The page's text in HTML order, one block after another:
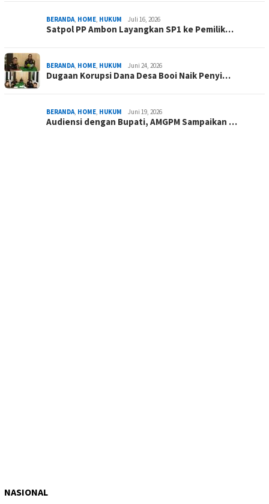
BERANDA, HOME, HUKUM Juli 16, 2026
Satpol PP Ambon Layangkan SP1 ke Pemilik…
BERANDA, HOME, HUKUM Juni 24, 2026
Dugaan Korupsi Dana Desa Booi Naik Penyi…
BERANDA, HOME, HUKUM Juni 19, 2026
Audiensi dengan Bupati, AMGPM Sampaikan …
NASIONAL